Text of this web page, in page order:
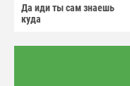
Да иди ты сам знаешь
куда